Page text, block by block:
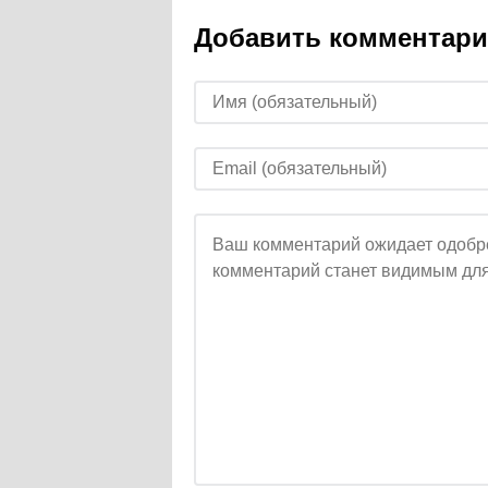
Добавить